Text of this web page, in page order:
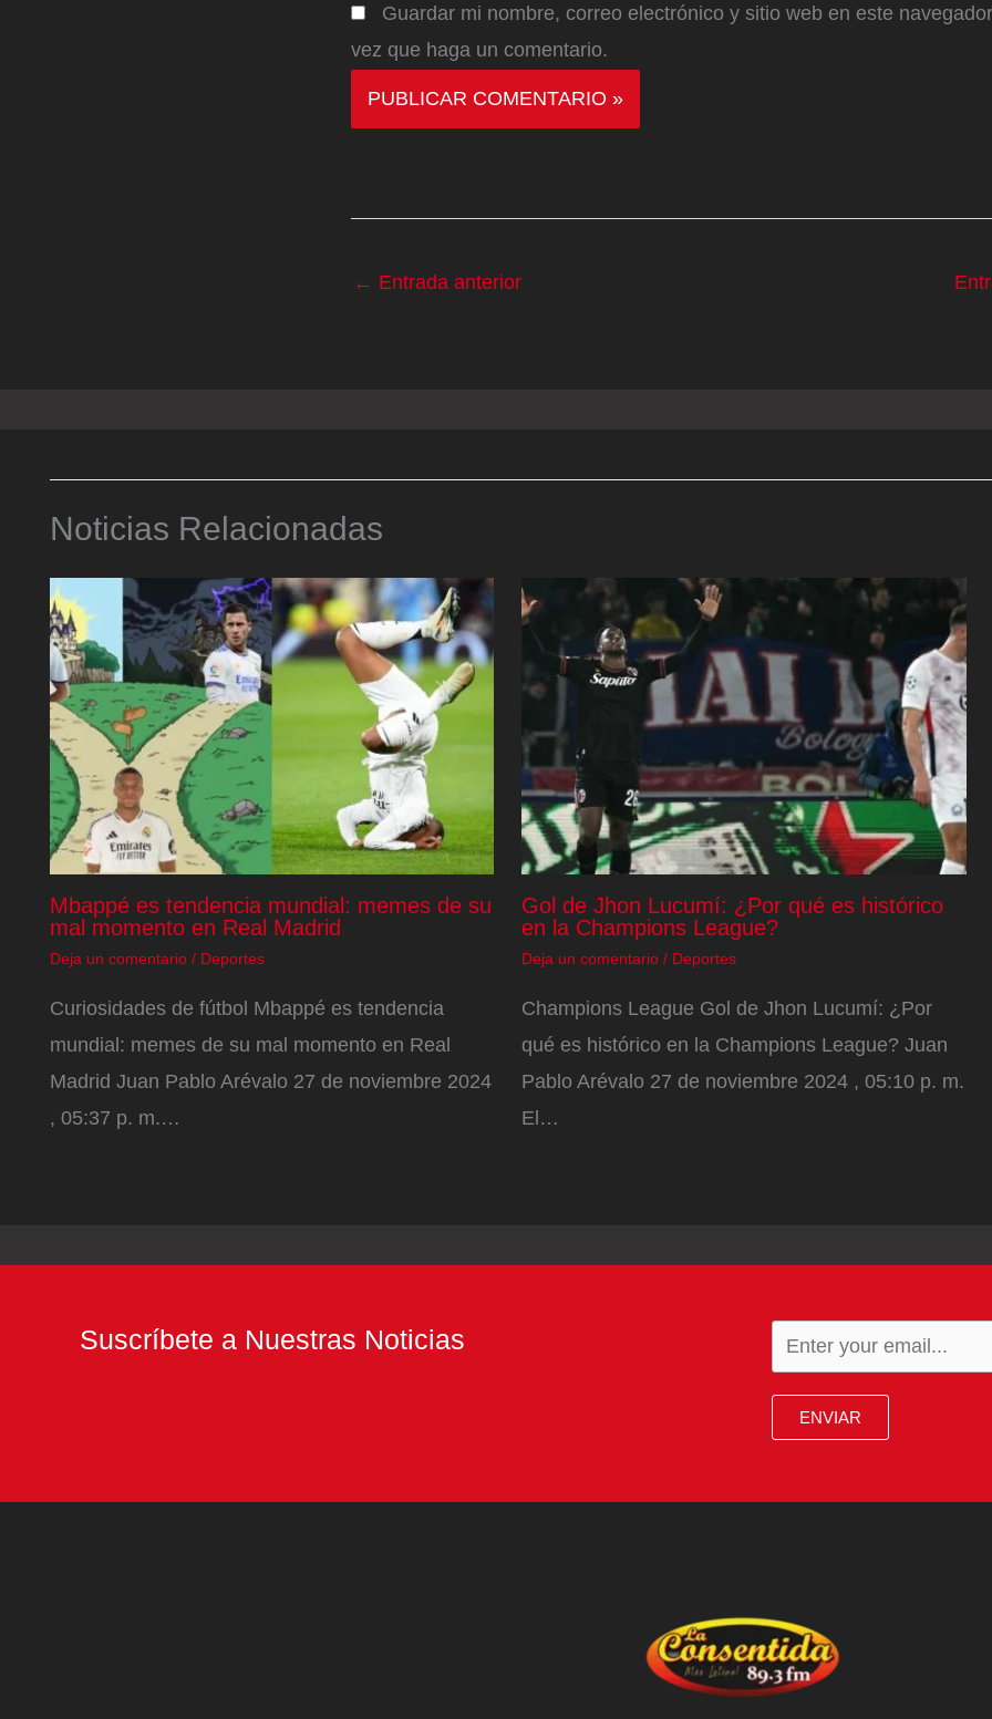
Guardar mi nombre, correo electrónico y sitio web en este
vez que haga un comentario.
← Entrada anterior
Noticias Relacionadas
Mbappé es tendencia mundial: memes de su
mal momento en Real Madrid
Deja un comentario / Deportes
Curiosidades de fútbol Mbappé es tendencia
mundial: memes de su mal momento en Real
Madrid Juan Pablo Arévalo 27 de noviembre 2024
, 05:37 p. m.…
Gol de Jhon Lucumí: ¿Por qué es histórico
en la Champions League?
Deja un comentario / Deportes
Champions League Gol de Jhon Lucumí: ¿Por
qué es histórico en la Champions League? Juan
Pablo Arévalo 27 de noviembre 2024 , 05:10 p. m.
El…
Suscríbete a Nuestras Noticias
ENVIAR